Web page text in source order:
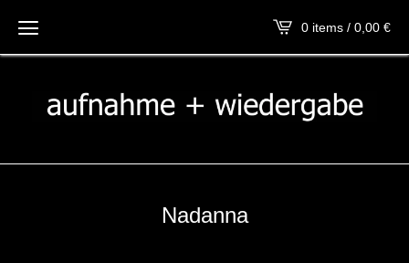
0 items / 0,00 €
Nadanna